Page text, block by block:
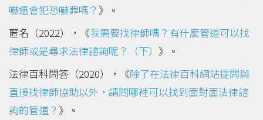
嚇還會犯恐嚇罪嗎？ 》。
匿名（2022），《我需要找律師嗎？有什麼管道可以找
律師或是尋求法律諮詢呢？（下） 》。
法律百科問答（2020），《除了在法律百科網站提問與
直接找律師協助以外，請問哪裡可以找到面對面法律諮
詢的管道？ 》。